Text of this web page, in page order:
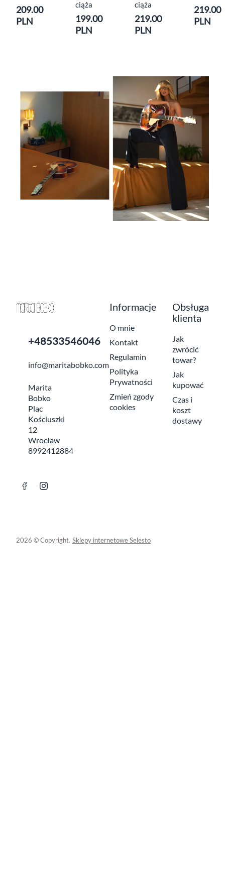
209.00
PLN
ciąża
199.00
PLN
ciąża
219.00
PLN
219.00
PLN
+48533546046
info@maritabobko.com
Marita
Bobko
Plac
Kościuszki
12
Wrocław
8992412884
Informacje
O mnie
Kontakt
Regulamin
Polityka
Prywatności
Zmień zgody
cookies
Obsługa
klienta
Jak
zwrócić
towar?
Jak
kupować
Czas i
koszt
dostawy
2026 © Copyright. Sklepy internetowe Selesto